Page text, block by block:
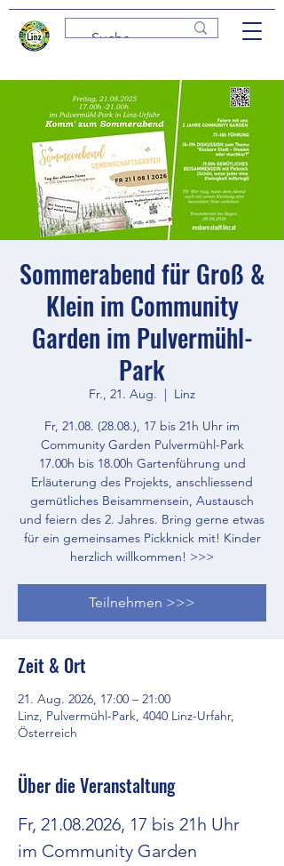
Sommerabend für Groß &
Klein im Community
Garden im Pulvermühl-
Park
Fr., 21. Aug.
  |
Linz
Fr, 21.08. (28.08.), 17 bis 21h Uhr im
Community Garden Pulvermühl-Park
17.00h bis 18.00h Gartenführung und
Erläuterung des Projekts, anschliessend
gemütliches Beisammensein, Austausch
und feiern des 2. Jahres. Bring gerne etwas
für ein gemeinsames Pickknick mit! Kinder
herzlich willkommen! >>>
Teilnehmen >>>
Zeit & Ort
21. Aug. 2026, 17:00 – 21:00
Linz, Pulvermühl-Park, 4040 Linz-Urfahr,
Österreich
Über die Veranstaltung
Fr, 21.08.2026, 17 bis 21h Uhr
im Community Garden